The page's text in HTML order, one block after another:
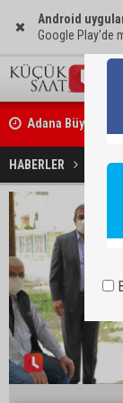
Android
Google Play'de
Adana
Beşiktaş
bırakıldı
HABERLER YAŞAM